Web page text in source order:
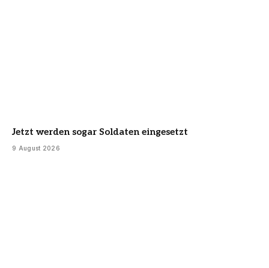
Jetzt werden sogar Soldaten eingesetzt
9 August 2026